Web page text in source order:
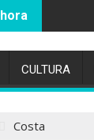
CULTURA
Costa